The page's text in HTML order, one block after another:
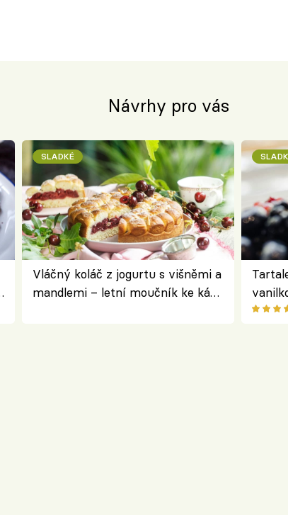
Návrhy pro vás
SLADKÉ
Vláčný koláč z jogurtu s višněmi a
mandlemi – letní moučník ke kávě